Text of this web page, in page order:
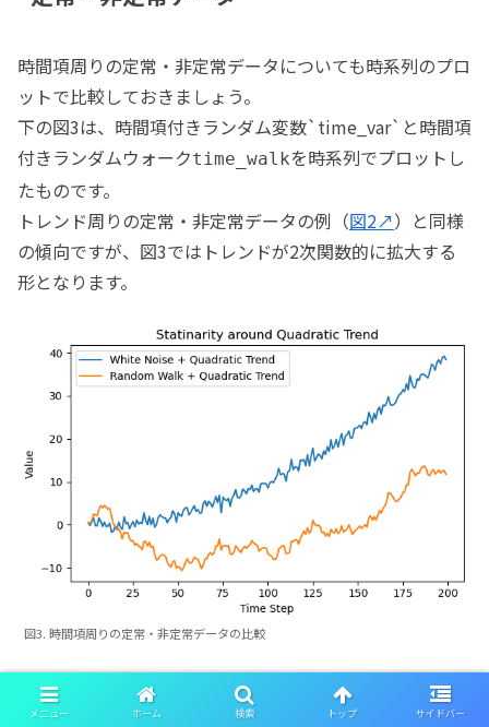
時間項周りの定常・非定常データについても時系列のプロ
ットで比較しておきましょう。
下の図3は、時間項付きランダム変数`time_var`と時間項
付きランダムウォークtime_walkを時系列でプロットし
たものです。
トレンド周りの定常・非定常データの例（図2↗）と同様
の傾向ですが、図3ではトレンドが2次関数的に拡大する
形となります。
図3. 時間項周りの定常・非定常データの比較
メニュー ホーム 検索 トップ サイドバー